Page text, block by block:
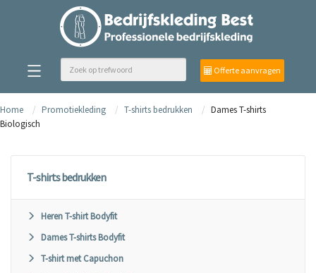
Offerte aanvragen
Home Promotiekleding T-shirts bedrukken
Dames T-shirts
Biologisch
T-shirts bedrukken
Heren T-shirt Bodyfit
Dames T-shirts Bodyfit
T-shirt met Capuchon